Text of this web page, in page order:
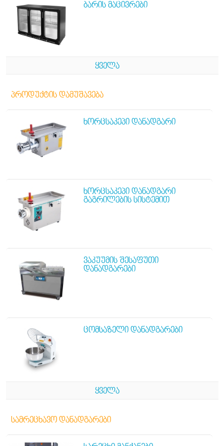
ᲑᲐᲠᲘᲡ ᲛᲐᲪᲘᲕᲠᲔᲑᲘ
ᲧᲕᲔᲚᲐ
ᲞᲠᲝᲓᲣᲥᲢᲘᲡ ᲓᲐᲛᲣᲨᲐᲕᲔᲑᲐ
ᲮᲝᲠᲪᲡᲐᲙᲔᲞᲘ ᲓᲐᲜᲐᲓᲒᲐᲠᲘ
ᲮᲝᲠᲪᲡᲐᲙᲔᲞᲘ ᲓᲐᲜᲐᲓᲒᲐᲠᲘ
ᲒᲐᲒᲠᲘᲚᲔᲑᲘᲡ ᲡᲘᲡᲢᲔᲛᲘᲗ
ᲕᲐᲙᲣᲣᲛᲘᲡ ᲨᲔᲡᲐᲤᲣᲗᲘ
ᲓᲐᲜᲐᲓᲒᲐᲠᲔᲑᲘ
ᲪᲝᲛᲡᲐᲖᲔᲚᲘ ᲓᲐᲜᲐᲓᲒᲐᲠᲔᲑᲘ
ᲧᲕᲔᲚᲐ
ᲡᲐᲛᲠᲔᲪᲮᲐᲕᲝ ᲓᲐᲜᲐᲓᲒᲐᲠᲔᲑᲘ